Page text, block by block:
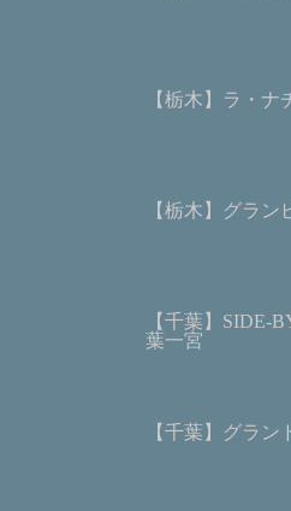
【栃木】ラ・ナ
【栃木】グラ
【千葉】SIDE-
葉一宮
【千葉】グラ